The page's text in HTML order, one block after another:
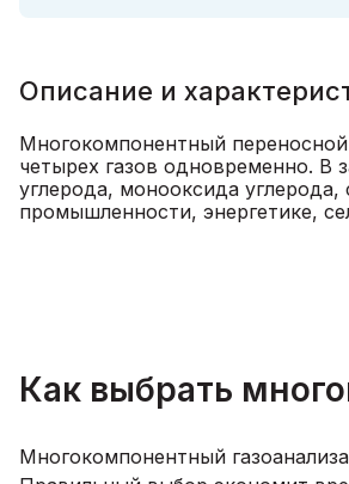
Описание и
Многокомпонентный
четырех газов одновременно. В
углерода, монооксида
промышленности, энергетике,
Как выбрать
Многокомпонентный